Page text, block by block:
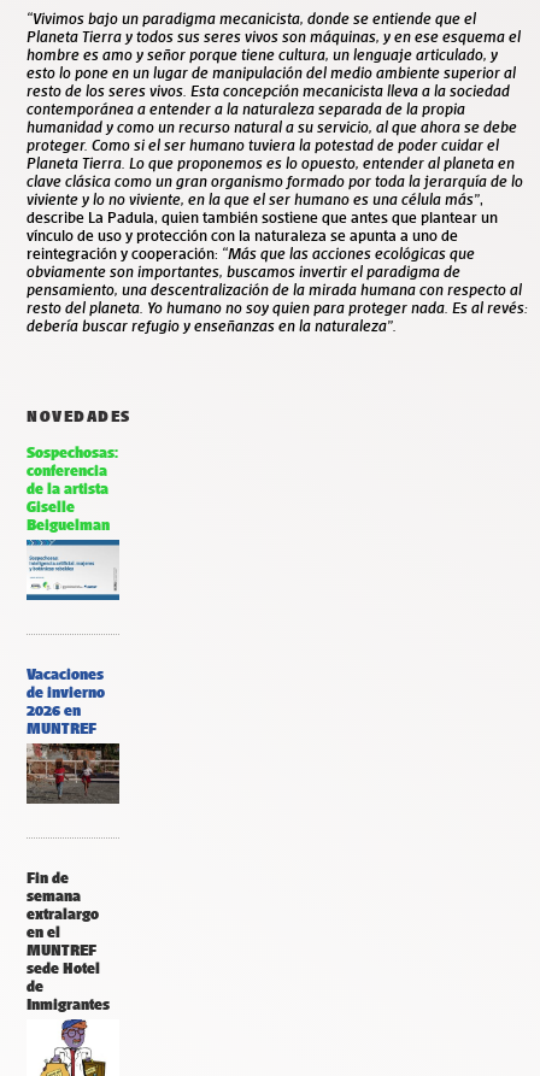
“Vivimos bajo un paradigma mecanicista, donde se entiende que el
Planeta Tierra y todos sus seres vivos son máquinas, y en ese esquema el
hombre es amo y señor porque tiene cultura, un lenguaje articulado, y
esto lo pone en un lugar de manipulación del medio ambiente superior al
resto de los seres vivos. Esta concepción mecanicista lleva a la sociedad
contemporánea a entender a la naturaleza separada de la propia
humanidad y como un recurso natural a su servicio, al que ahora se debe
proteger. Como si el ser humano tuviera la potestad de poder cuidar el
Planeta Tierra. Lo que proponemos es lo opuesto, entender al planeta en
clave clásica como un gran organismo formado por toda la jerarquía de lo
viviente y lo no viviente, en la que el ser humano es una célula más”,
describe La Padula, quien también sostiene que antes que plantear un
vínculo de uso y protección con la naturaleza se apunta a uno de
reintegración y cooperación: “Más que las acciones ecológicas que
obviamente son importantes, buscamos invertir el paradigma de
pensamiento, una descentralización de la mirada humana con respecto al
resto del planeta. Yo humano no soy quien para proteger nada. Es al revés:
debería buscar refugio y enseñanzas en la naturaleza”.
NOVEDADES
Sospechosas:
conferencia
de la artista
Giselle
Beiguelman
Vacaciones
de invierno
2026 en
MUNTREF
Fin de
semana
extralargo
en el
MUNTREF
sede Hotel
de
Inmigrantes